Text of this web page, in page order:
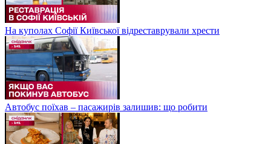
На куполах Софії Київської відреставрували хрести
Автобус поїхав – пасажирів залишив: що робити